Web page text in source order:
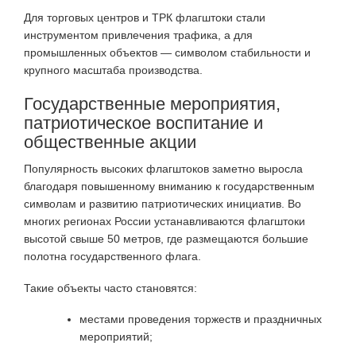
Для торговых центров и ТРК флагштоки стали
инструментом привлечения трафика, а для
промышленных объектов — символом стабильности и
крупного масштаба производства.
Государственные мероприятия,
патриотическое воспитание и
общественные акции
Популярность высоких флагштоков заметно выросла
благодаря повышенному вниманию к государственным
символам и развитию патриотических инициатив. Во
многих регионах России устанавливаются флагштоки
высотой свыше 50 метров, где размещаются большие
полотна государственного флага.
Такие объекты часто становятся:
местами проведения торжеств и праздничных
мероприятий;